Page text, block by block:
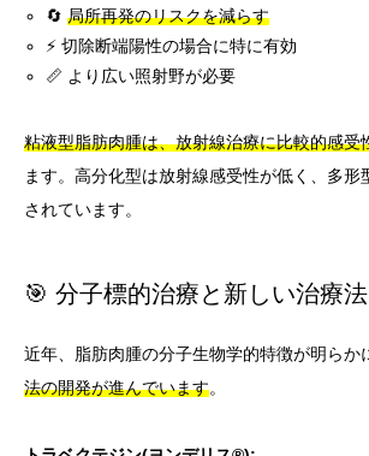
🔄局所再発のリスクを減らす
⚡ 切除断端陽性の場合に特に有効
📏 より広い照射野が必要
粘液型脂肪肉腫は、放射線治療に比較的感受
ます。高分化型は放射線感受性が低く、多形
されています。
🎯 分子標的治療と新しい治療法
近年、脂肪肉腫の分子生物学的特徴が明らか
法の開発が進んでいます。